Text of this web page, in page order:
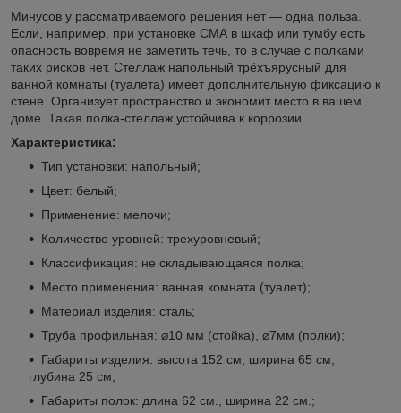
Минусов у рассматриваемого решения нет — одна польза.
Если, например, при установке СМА в шкаф или тумбу есть
опасность вовремя не заметить течь, то в случае с полками
таких рисков нет. Стеллаж напольный трёхъярусный для
ванной комнаты (туалета) имеет дополнительную фиксацию к
стене. Организует пространство и экономит место в вашем
доме. Такая полка-стеллаж устойчива к коррозии.
Характеристика:
Тип установки: напольный;
Цвет: белый;
Применение: мелочи;
Количество уровней: трехуровневый;
Классификация: не складывающаяся полка;
Место применения: ванная комната (туалет);
Материал изделия: сталь;
Труба профильная: ⌀10 мм (стойка), ⌀7мм (полки);
Габариты изделия: высота 152 см, ширина 65 см,
глубина 25 см;
Габариты полок: длина 62 см., ширина 22 см.;